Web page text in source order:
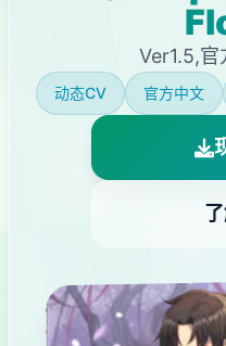
Ver1.5,
动态CV 官方中文